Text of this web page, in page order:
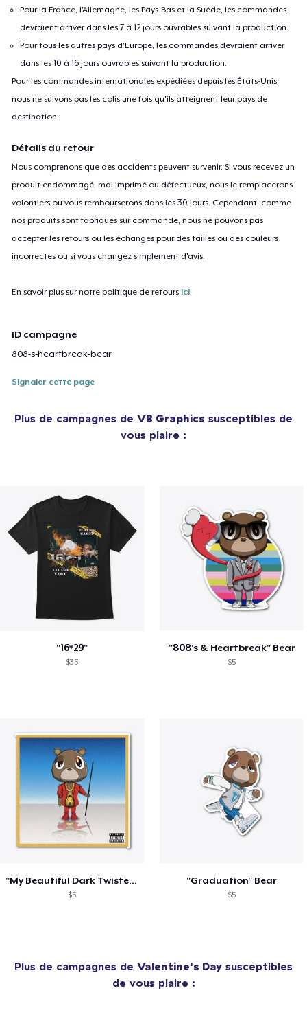
Pour la France, l'Allemagne, les Pays-Bas et la Suède, les commandes
devraient arriver dans les 7 à 12 jours ouvrables suivant la production.
Pour tous les autres pays d'Europe, les commandes devraient arriver
dans les 10 à 16 jours ouvrables suivant la production.
Pour les commandes internationales expédiées depuis les États-Unis,
nous ne suivons pas les colis une fois qu'ils atteignent leur pays de
destination.
Détails du retour
Nous comprenons que des accidents peuvent survenir. Si vous recevez un
produit endommagé, mal imprimé ou défectueux, nous le remplacerons
volontiers ou vous rembourserons dans les 30 jours. Cependant, comme
nos produits sont fabriqués sur commande, nous ne pouvons pas
accepter les retours ou les échanges pour des tailles ou des couleurs
incorrectes ou si vous changez simplement d'avis.
En savoir plus sur notre politique de retours ici.
ID campagne
808-s-heartbreak-bear
Signaler cette page
Plus de campagnes de VB Graphics susceptibles de
vous plaire :
"16*29"
$35
"808's & Heartbreak" Bear
$5
"My Beautiful Dark Twisted Fantasy" Bear
$5
"Graduation" Bear
$5
Plus de campagnes de Valentine's Day susceptibles
de vous plaire :